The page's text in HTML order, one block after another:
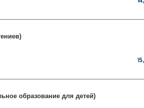
образование для детей)